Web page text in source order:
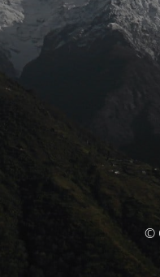
©